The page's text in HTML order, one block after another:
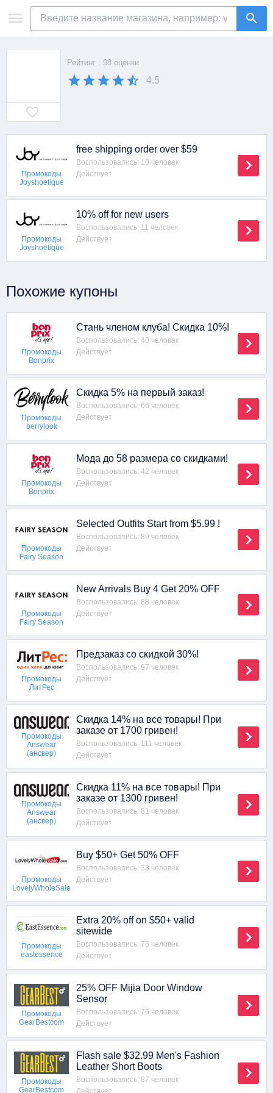
Рейтинг : 98 оценки
4.5
Промокоды
Joyshoetique
free shipping order over $59
Воспользовались: 10 человек
Действует
Промокоды
Joyshoetique
10% off for new users
Воспользовались: 11 человек
Действует
Похожие купоны
Промокоды
Bonprix
Стань членом клуба! Скидка 10%!
Воспользовались: 40 человек
Действует
Промокоды
berrylook
Скидка 5% на первый заказ!
Воспользовались: 66 человек
Действует
Промокоды
Bonprix
Мода до 58 размера со скидками!
Воспользовались: 42 человек
Действует
Промокоды
Fairy Season
Selected Outfits Start from $5.99 !
Воспользовались: 89 человек
Действует
Промокоды
Fairy Season
New Arrivals Buy 4 Get 20% OFF
Воспользовались: 88 человек
Действует
Промокоды
ЛитРес
Предзаказ со скидкой 30%!
Воспользовались: 97 человек
Действует
Промокоды
Answear
(ансвер)
Скидка 14% на все товары! При
заказе от 1700 гривен!
Воспользовались: 111 человек
Действует
Промокоды
Answear
(ансвер)
Скидка 11% на все товары! При
заказе от 1300 гривен!
Воспользовались: 81 человек
Действует
Промокоды
LovelyWholeSale
Buy $50+ Get 50% OFF
Воспользовались: 33 человек
Действует
Промокоды
eastessence
Extra 20% off on $50+ valid
sitewide
Воспользовались: 78 человек
Действует
Промокоды
GearBestcom
25% OFF Mijia Door Window
Sensor
Воспользовались: 76 человек
Действует
Промокоды
GearBestcom
Flash sale $32.99 Men's Fashion
Leather Short Boots
Воспользовались: 87 человек
Действует